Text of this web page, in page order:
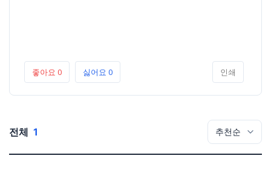
좋아요 0 싫어요 0 인쇄
전체 1